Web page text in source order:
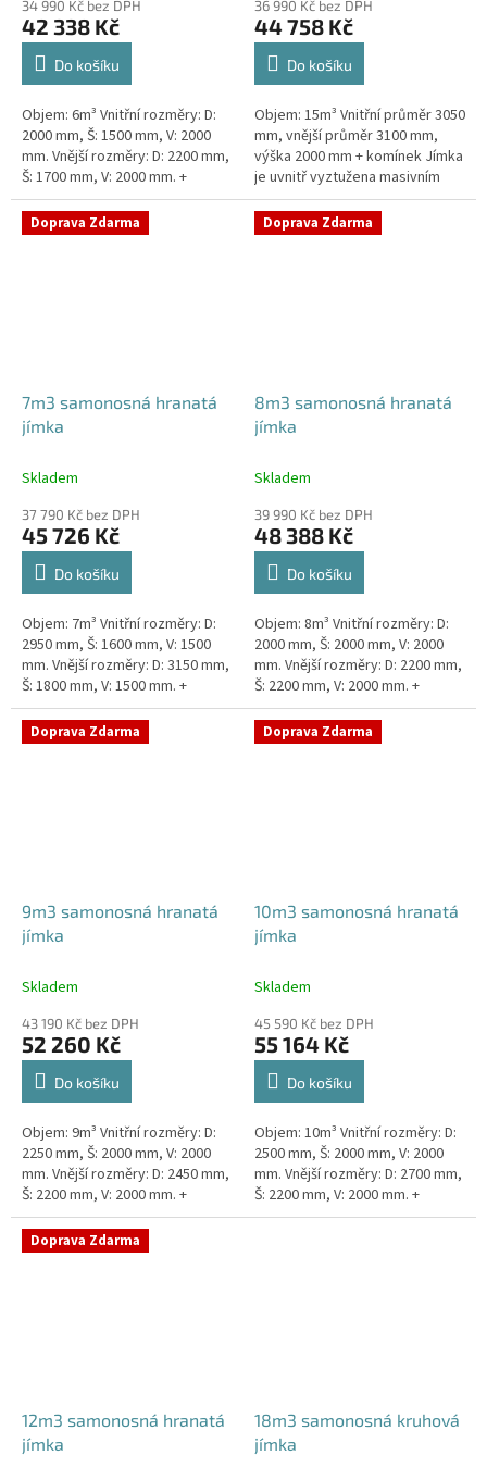
34 990 Kč bez DPH
42 338 Kč
Do košíku
Objem: 6m³ Vnitřní rozměry: D:
2000 mm, Š: 1500 mm, V: 2000
mm. Vnější rozměry: D: 2200 mm,
Š: 1700 mm, V: 2000 mm. +
komínek Kvalitní, pevná jímka
bez potřeby obetonování....
36 990 Kč bez DPH
44 758 Kč
Do košíku
Objem: 15m³ Vnitřní průměr 3050
mm, vnější průměr 3100 mm,
výška 2000 mm + komínek Jímka
je uvnitř vyztužena masivním
žebrováním pro garanci její
samonosnosti.Kvalitní, pevná...
Doprava Zdarma
7m3 samonosná hranatá
jímka
Skladem
37 790 Kč bez DPH
45 726 Kč
Do košíku
Objem: 7m³ Vnitřní rozměry: D:
2950 mm, Š: 1600 mm, V: 1500
mm. Vnější rozměry: D: 3150 mm,
Š: 1800 mm, V: 1500 mm. +
komínek Kvalitní, pevná jímka
bez potřeby obetonování....
Doprava Zdarma
8m3 samonosná hranatá
jímka
Skladem
39 990 Kč bez DPH
48 388 Kč
Do košíku
Objem: 8m³ Vnitřní rozměry: D:
2000 mm, Š: 2000 mm, V: 2000
mm. Vnější rozměry: D: 2200 mm,
Š: 2200 mm, V: 2000 mm. +
komínek Kvalitní, pevná jímka
bez potřeby obetonování....
Doprava Zdarma
9m3 samonosná hranatá
jímka
Skladem
43 190 Kč bez DPH
52 260 Kč
Do košíku
Objem: 9m³ Vnitřní rozměry: D:
2250 mm, Š: 2000 mm, V: 2000
mm. Vnější rozměry: D: 2450 mm,
Š: 2200 mm, V: 2000 mm. +
komínek Kvalitní, pevná jímka
bez potřeby obetonování....
Doprava Zdarma
10m3 samonosná hranatá
jímka
Skladem
45 590 Kč bez DPH
55 164 Kč
Do košíku
Objem: 10m³ Vnitřní rozměry: D:
2500 mm, Š: 2000 mm, V: 2000
mm. Vnější rozměry: D: 2700 mm,
Š: 2200 mm, V: 2000 mm. +
komínek Kvalitní, pevná jímka
Doprava Zdarma
12m3 samonosná hranatá
jímka
18m3 samonosná kruhová
jímka